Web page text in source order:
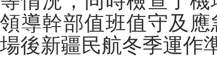
領導幹部值班值守及
場後新疆民航冬季運作